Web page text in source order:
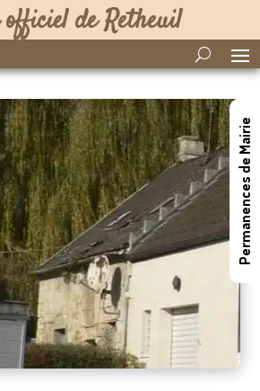
de Retheuil
Permanences de Mairie